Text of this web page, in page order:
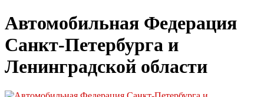
Автомобильная Федерация
Санкт-Петербурга и
Ленинградской области